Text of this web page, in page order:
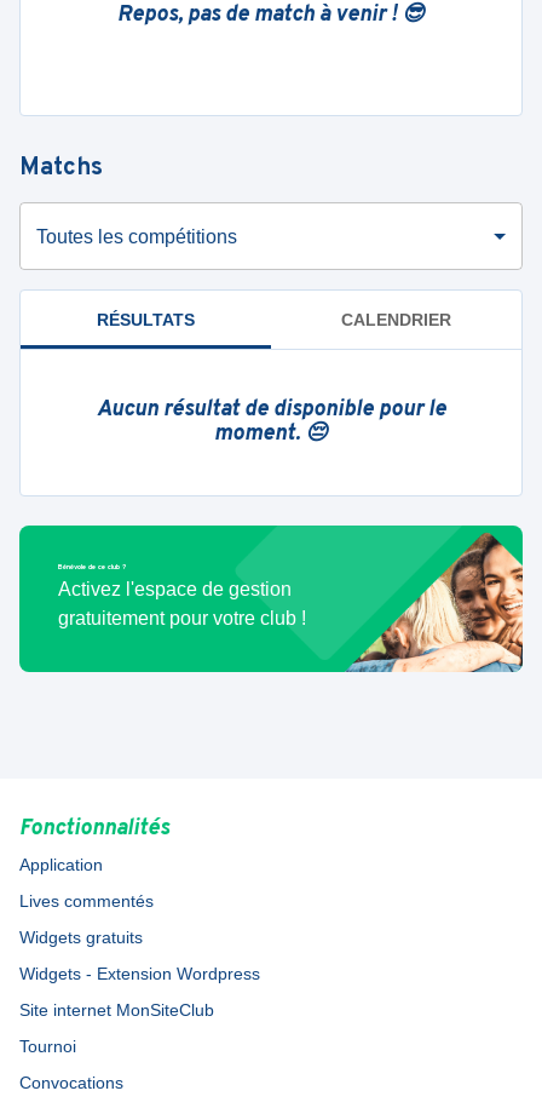
Repos, pas de match à venir ! 😎
Matchs
Toutes les compétitions
RÉSULTATS CALENDRIER
Aucun résultat de disponible pour le
moment. 😔
Bénévole de ce club ?
Activez l'espace de gestion
gratuitement pour votre club !
Fonctionnalités
Application
Lives commentés
Widgets gratuits
Widgets - Extension Wordpress
Site internet MonSiteClub
Tournoi
Convocations